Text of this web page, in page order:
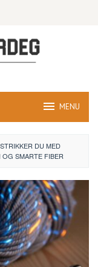
MENU
DU MED
SMARTE FIBER